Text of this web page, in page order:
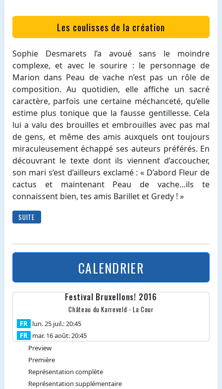
Les coulisses de la création
Sophie Desmarets l’a avoué sans le moindre
complexe, et avec le sourire : le personnage de
Marion dans Peau de vache n’est pas un rôle de
composition. Au quotidien, elle affiche un sacré
caractère, parfois une certaine méchanceté, qu’elle
estime plus tonique que la fausse gentillesse. Cela
lui a valu des brouilles et embrouilles avec pas mal
de gens, et même des amis auxquels ont toujours
miraculeusement échappé ses auteurs préférés. En
découvrant le texte dont ils viennent d’accoucher,
son mari s’est d’ailleurs exclamé : « D’abord Fleur de
cactus et maintenant Peau de vache…ils te
connaissent bien, tes amis Barillet et Gredy ! »
SUITE
CALENDRIER
Festival Bruxellons! 2016
Château du Karreveld - La Cour
FR lun. 25 juil.: 20:45
FR mar. 16 août: 20:45
Preview
Première
Représentation complète
Représentation supplémentaire